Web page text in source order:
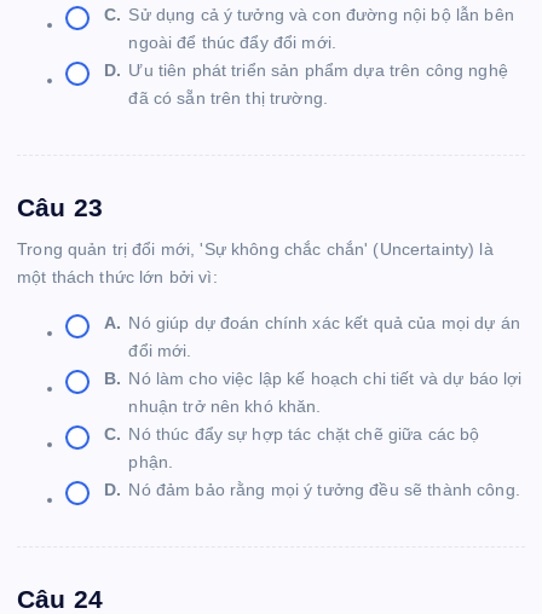
C. Sử dụng cả ý tưởng và con đường nội bộ lẫn bên
ngoài để thúc đẩy đổi mới.
D. Ưu tiên phát triển sản phẩm dựa trên công nghệ
đã có sẵn trên thị trường.
Câu 23
Trong quản trị đổi mới, 'Sự không chắc chắn' (Uncertainty) là
một thách thức lớn bởi vì:
A. Nó giúp dự đoán chính xác kết quả của mọi dự án
đổi mới.
B. Nó làm cho việc lập kế hoạch chi tiết và dự báo lợi
nhuận trở nên khó khăn.
C. Nó thúc đẩy sự hợp tác chặt chẽ giữa các bộ
phận.
D. Nó đảm bảo rằng mọi ý tưởng đều sẽ thành công.
Câu 24